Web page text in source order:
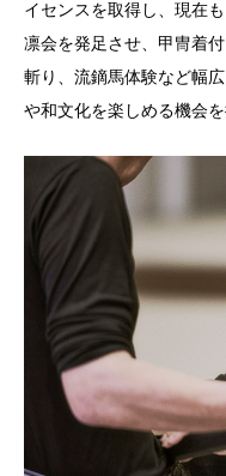
イセンスを取得し、現在
凛会を発足させ、甲冑着
斬り、流鏑馬体験など幅
や和文化を楽しめる機会を